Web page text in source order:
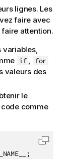
lignes. Les
faire avec
attention.
variables,
if , for
valeurs des
le
comme
Copier